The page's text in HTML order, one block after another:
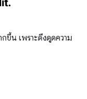
น เพราะดึงดูดความ